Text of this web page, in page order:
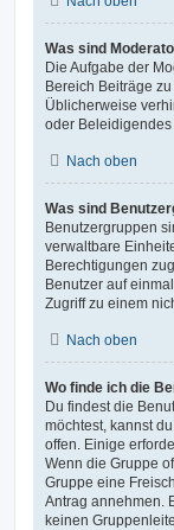
Was sind
Die Aufgabe der
Bereich Beiträge
Üblicherweise
oder Beleidigendes
Nach oben
Was sind
Benutzergruppen
verwaltbare
Berechtigungen
Benutzer auf
Zugriff zu einem
Nach oben
Wo finde ich die
Du findest die
möchtest, kannst
offen. Einige
Wenn die Gruppe
Gruppe eine
Antrag annehmen.
keinen